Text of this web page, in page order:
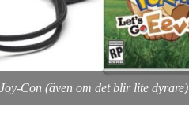
Con (även om det blir lite dyrare)